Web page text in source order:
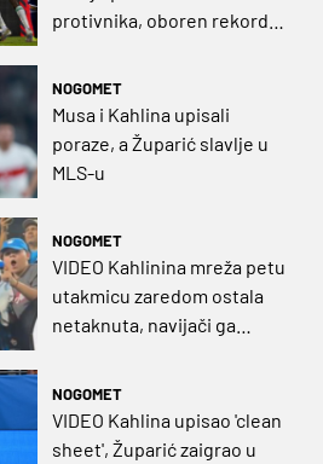
protivnika, oboren rekord
Adua u povijest
NOGOMET
Musa i Kahlina upisali
poraze, a Župarić slavlje u
MLS-u
NOGOMET
VIDEO Kahlinina mreža petu
utakmicu zaredom ostala
netaknuta, navijači ga
NOGOMET
VIDEO Kahlina upisao 'clean
sheet', Župarić zaigrao u